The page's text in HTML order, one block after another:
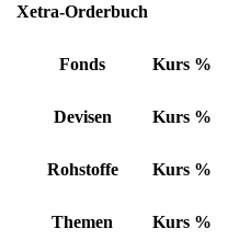
Xetra-Orderbuch
Fonds Kurs %
Devisen Kurs %
Rohstoffe Kurs %
Themen Kurs %